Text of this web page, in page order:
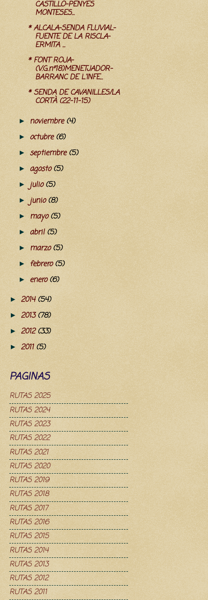
CASTILLO-PENYES
MONTESES...
* ALCALA-SENDA FLUVIAL-
FUENTE DE LA RISCLA-
ERMITA ...
* FONT ROJA-
(V.G.nº18)MENETJADOR-
BARRANC DE L'INFE...
* SENDA DE CAVANILLES/LA
CORTÀ (22-11-15)
► noviembre(4)
► octubre(6)
► septiembre(5)
► agosto(5)
► julio(5)
► junio(8)
► mayo(5)
► abril(5)
► marzo(5)
► febrero(5)
► enero(6)
► 2014(54)
► 2013(78)
► 2012(33)
► 2011 (5)
PAGINAS
RUTAS 2025
RUTAS 2024
RUTAS 2023
RUTAS 2022
RUTAS 2021
RUTAS 2020
RUTAS 2019
RUTAS 2018
RUTAS 2017
RUTAS 2016
RUTAS 2015
RUTAS 2014
RUTAS 2013
RUTAS 2012
RUTAS 2011